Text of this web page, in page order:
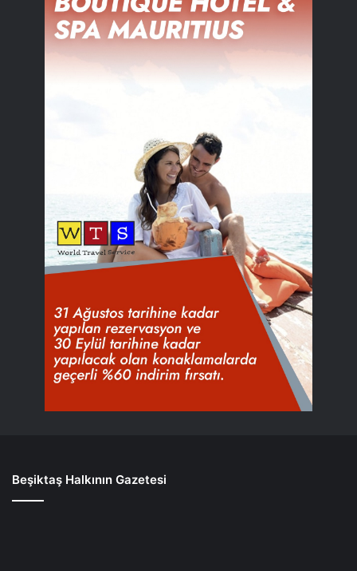
Beşiktaş Halkının Gazetesi